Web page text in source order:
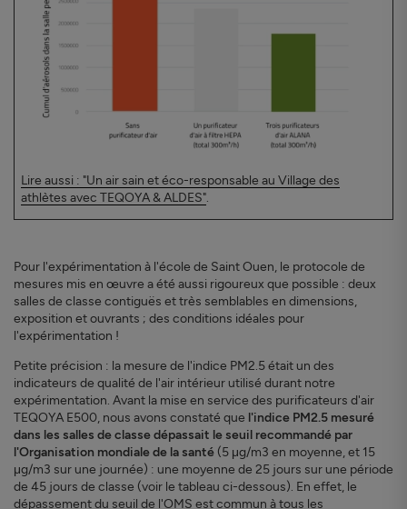
Lire aussi : "Un air sain et éco-responsable au Village des
athlètes avec TEQOYA & ALDES".
Pour l'expérimentation à l'école de Saint Ouen, le protocole de
mesures mis en œuvre a été aussi rigoureux que possible : deux
salles de classe contiguës et très semblables en dimensions,
exposition et ouvrants ; des conditions idéales pour
l'expérimentation !
Petite précision : la mesure de l'indice PM2.5 était un des
indicateurs de qualité de l'air intérieur utilisé durant notre
expérimentation. Avant la mise en service des purificateurs d'air
TEQOYA E500, nous avons constaté que l'indice PM2.5 mesuré
dans les salles de classe dépassait le seuil recommandé par
l'Organisation mondiale de la santé (5 μg/m3 en moyenne, et 15
μg/m3 sur une journée) : une moyenne de 25 jours sur une période
de 45 jours de classe (voir le tableau ci-dessous). En effet, le
dépassement du seuil de l'OMS est commun à tous les